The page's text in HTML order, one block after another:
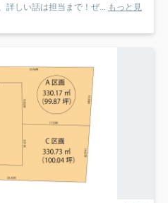
詳しい話は担当まで！ぜ...
もっと見